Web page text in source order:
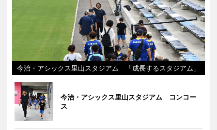
今治・アシックス里山スタジアム 「成長するスタジアム」
今治・アシックス里山スタジアム コンコー
ス